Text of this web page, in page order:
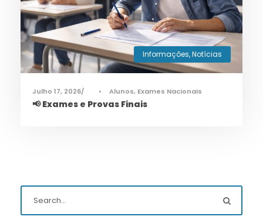
Informações,Notícias
Julho 17, 2026 • Alunos, Exames Nacionais
📢 Exames e Provas Finais